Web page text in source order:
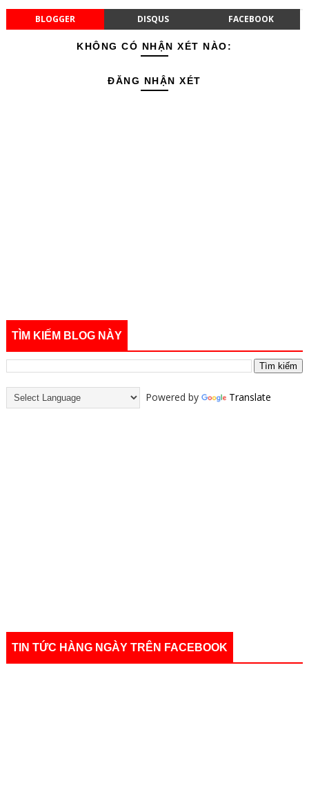
BLOGGER DISQUS FACEBOOK
KHÔNG CÓ NHẬN XÉT NÀO:
ĐĂNG NHẬN XÉT
TÌM KIẾM BLOG NÀY
Powered by Translate
TIN TỨC HÀNG NGÀY TRÊN FACEBOOK